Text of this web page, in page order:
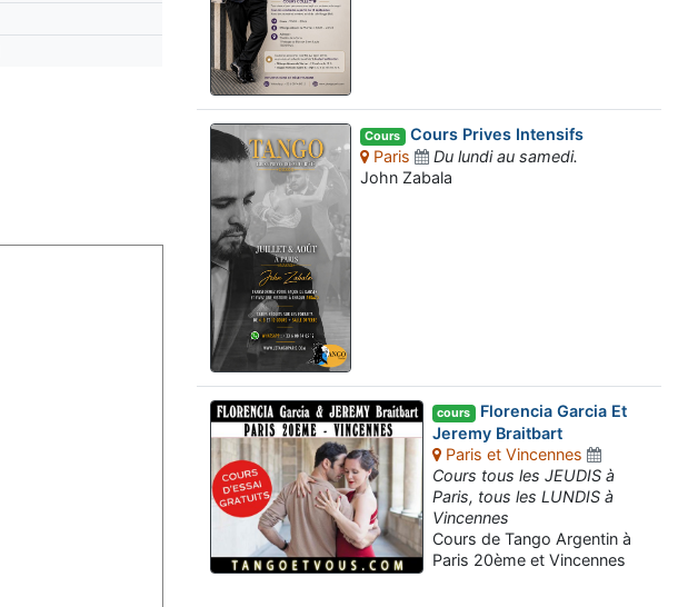
Cours Cours Prives Intensifs
Paris
Du lundi au samedi.
John Zabala
cours Florencia Garcia Et
Jeremy Braitbart
Paris et Vincennes
Cours tous les JEUDIS à
Paris, tous les LUNDIS à
Vincennes
Cours de Tango Argentin à
Paris 20ème et Vincennes